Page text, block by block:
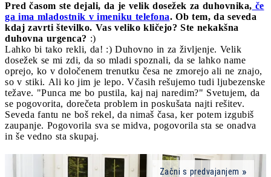
Pred časom ste dejali, da je velik dosežek za duhovnika, če
ga ima mladostnik v imeniku telefona. Ob tem, da seveda
kdaj zavrti številko. Vas veliko kličejo? Ste nekakšna
duhovna urgenca? :)
Lahko bi tako rekli, da! :) Duhovno in za življenje. Velik
dosežek se mi zdi, da so mladi spoznali, da se lahko name
oprejo, ko v določenem trenutku česa ne zmorejo ali ne znajo,
so v stiki. Ali ko jim je lepo. Včasih rešujemo tudi ljubezenske
težave. "Punca me bo pustila, kaj naj naredim?" Svetujem, da
se pogovorita, dorečeta problem in poskušata najti rešitev.
Seveda fantu ne boš rekel, da nimaš časa, ker potem izgubiš
zaupanje. Pogovorila sva se midva, pogovorila sta se onadva
in še vedno sta skupaj.
Začni s predvajanjem